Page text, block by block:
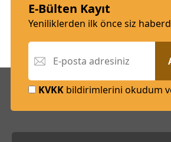
E-Bülten Kayıt
Yeniliklerden ilk önce siz
KVKK bildirimlerini okudum